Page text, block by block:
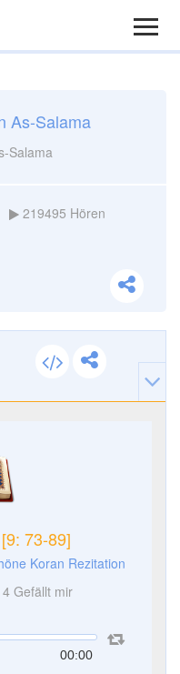
As-Salama
Salama
219495 Hören
73-89]
Koran Rezitation
4Gefällt mir
00:00